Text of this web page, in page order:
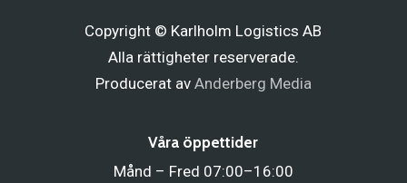
Copyright © Karlholm Logistics AB
Alla rättigheter reserverade.
Producerat av Anderberg Media
Våra öppettider
Månd – Fred 07:00–16:00